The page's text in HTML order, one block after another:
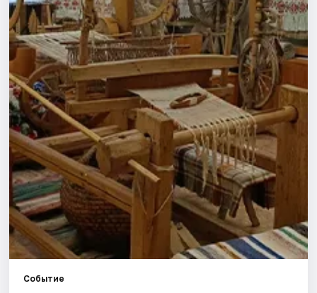
Города
Площадки
Артисты
Рейтинги
Событие